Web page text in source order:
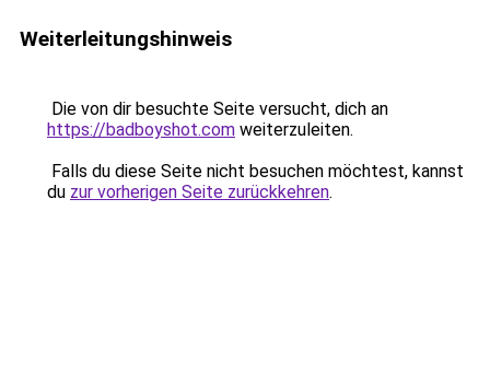
Weiterleitungshinweis
Die von dir besuchte Seite versucht, dich an
https://badboyshot.com weiterzuleiten.
Falls du diese Seite nicht besuchen möchtest, kannst
du zur vorherigen Seite zurückkehren.